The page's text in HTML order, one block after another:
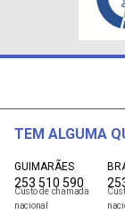
TEM ALGUMA
GUIMARÃES
253 510 590
Custo de chamada
nacional